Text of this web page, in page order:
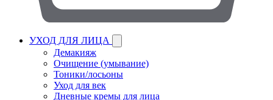
УХОД ДЛЯ ЛИЦА
Демакияж
Очищение (умывание)
Тоники/лосьоны
Уход для век
Дневные кремы для лица